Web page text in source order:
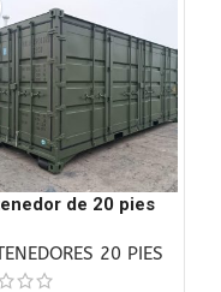
de 20 pies
20 PIES